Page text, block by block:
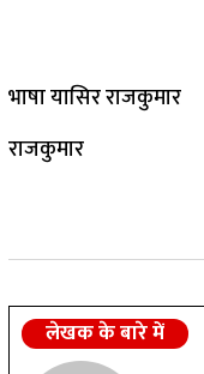
भाषा यासिर राजकुमार
राजकुमार
लेखक के बारे में